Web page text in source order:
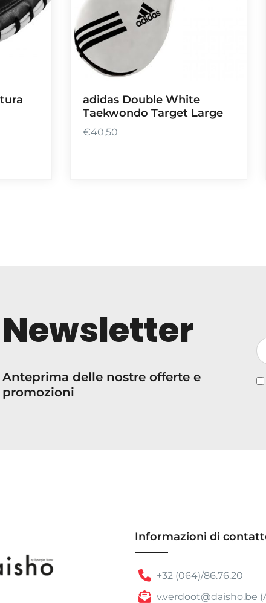
adidas Double White
Taekwondo Target Large
€40,50
Newsletter
Anteprima delle nostre offerte e
promozioni
Informazioni di
+32 (064)/86.76.20
v.verdoot@daisho.be